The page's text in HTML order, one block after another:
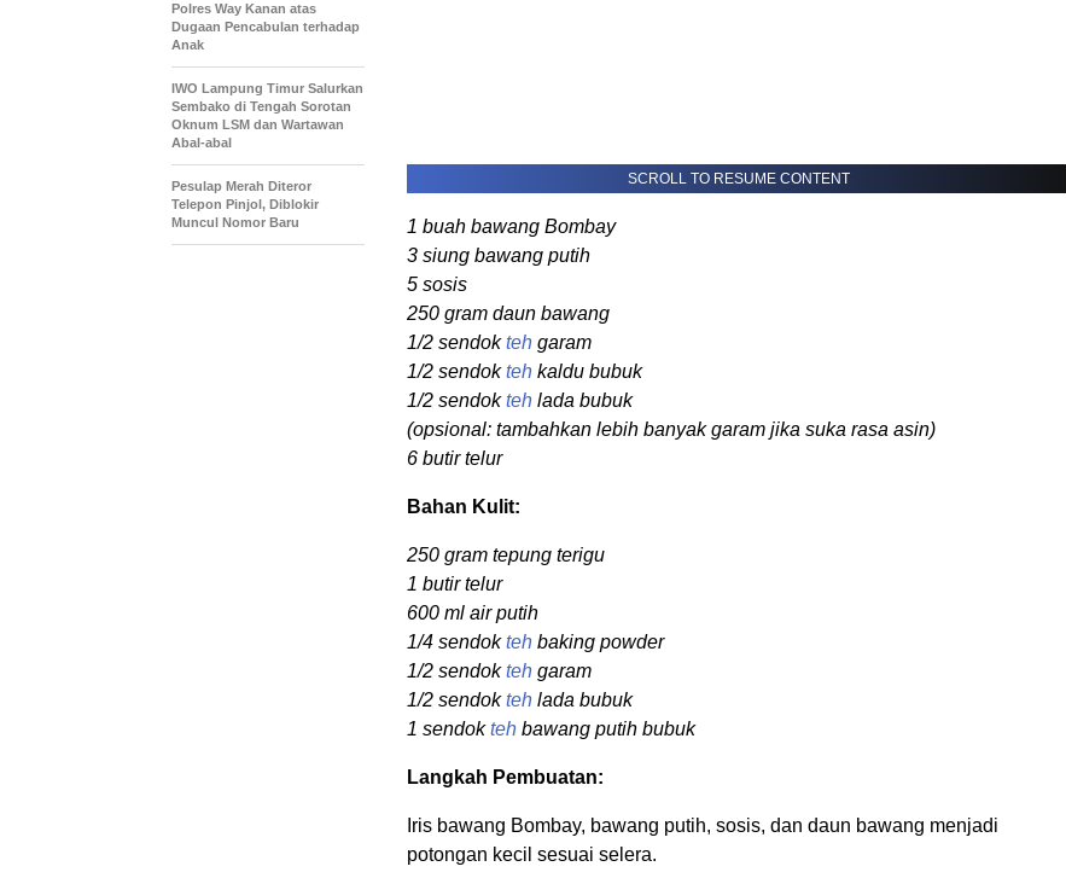
SCROLL TO RESUME CONTENT
1 buah bawang Bombay
3 siung bawang putih
5 sosis
250 gram daun bawang
1/2 sendokteh garam
1/2 sendokteh kaldu bubuk
1/2 sendokteh lada bubuk
(opsional: tambahkan lebih banyak garam jika suka rasa asin)
6 butir telur
Bahan Kulit:
250 gram tepung terigu
1 butir telur
600 ml air putih
1/4 sendokteh baking powder
1/2 sendokteh garam
1/2 sendokteh lada bubuk
1 sendokteh bawang putih bubuk
Langkah Pembuatan:
Iris bawang Bombay, bawang putih, sosis, dan daun bawang menjadi
potongan kecil sesuai selera.
Polres Way Kanan atas
Dugaan Pencabulan terhadap
Anak
IWO Lampung Timur Salurkan
Sembako di Tengah Sorotan
Oknum LSM dan Wartawan
Abal-abal
Pesulap Merah Diteror
Telepon Pinjol, Diblokir
Muncul Nomor Baru